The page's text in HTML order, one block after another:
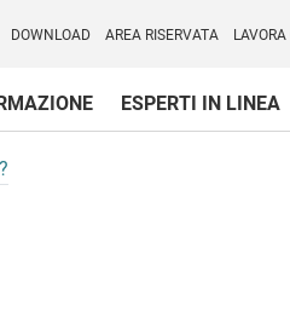
DOWNLOAD AREA RISERVATA
ESPERTI IN LINEA